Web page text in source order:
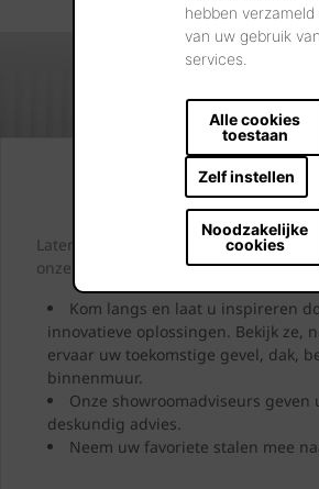
hebben verzameld
van uw gebruik
services.
Alle cookies
toestaan
Zelf instellen
Noodzakelijke
cookies
Kijk. Droom.
Laten we samen letterlijk uw dromen
onze showrooms.
Kom langs en laat u inspireren
innovatieve oplossingen. Bekijk ze,
ervaar uw toekomstige gevel, dak,
binnenmuur.
Onze showroomadviseurs geven
deskundig advies.
Neem uw favoriete stalen mee